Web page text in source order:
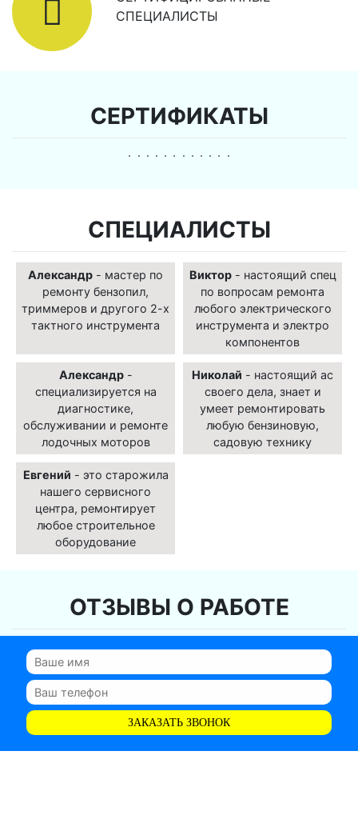
СПЕЦИАЛИСТЫ
СЕРТИФИКАТЫ
СПЕЦИАЛИСТЫ
Александр - мастер по
ремонту бензопил,
триммеров и другого 2-х
тактного инструмента
Виктор- настоящий спец
по вопросам ремонта
любого электрического
инструмента и электро
компонентов
Александр-
специализируется на
диагностике,
обслуживании и ремонте
лодочных моторов
Николай - настоящий ас
своего дела, знает и
умеет ремонтировать
любую бензиновую,
садовую технику
Евгений - это старожила
нашего сервисного
центра, ремонтирует
любое строительное
оборудование
ОТЗЫВЫ О РАБОТЕ
ЗАКАЗАТЬ ЗВОНОК